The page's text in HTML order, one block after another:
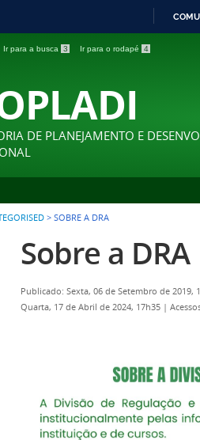
Ir para a busca 3 Ir para o rodapé 4
DE PLANEJAMENTO E
> SOBRE A DRA
Sobre a DRA
Publicado: Sexta, 06 de Setembro de 2019,
Quarta, 17 de Abril de 2024, 17h35 |